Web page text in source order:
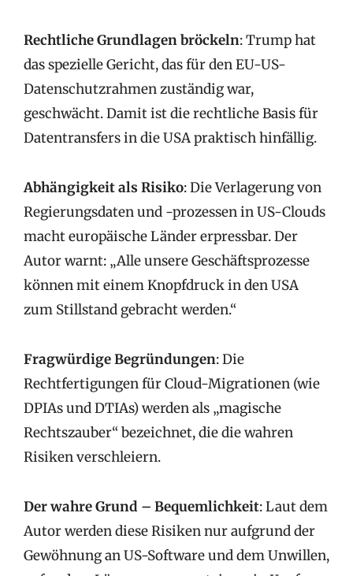
Rechtliche Grundlagen bröckeln: Trump hat
das spezielle Gericht, das für den EU-US-
Datenschutzrahmen zuständig war,
geschwächt. Damit ist die rechtliche Basis für
Datentransfers in die USA praktisch hinfällig.
Abhängigkeit als Risiko: Die Verlagerung von
Regierungsdaten und -prozessen in US-Clouds
macht europäische Länder erpressbar. Der
Autor warnt: „Alle unsere Geschäftsprozesse
können mit einem Knopfdruck in den USA
zum Stillstand gebracht werden.“
Fragwürdige Begründungen: Die
Rechtfertigungen für Cloud-Migrationen (wie
DPIAs und DTIAs) werden als „magische
Rechtszauber“ bezeichnet, die die wahren
Risiken verschleiern.
Der wahre Grund – Bequemlichkeit: Laut dem
Autor werden diese Risiken nur aufgrund der
Gewöhnung an US-Software und dem Unwillen,